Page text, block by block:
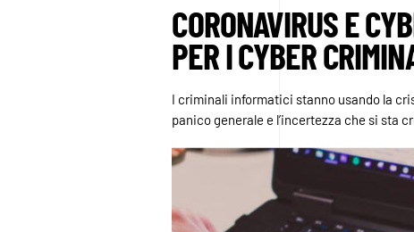
CORONAVIRUS E
PER I CYBER
I criminali informatici stanno usando la
panico generale e l’incertezza che si sta